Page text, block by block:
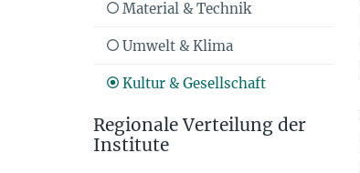
Material & Technik
Umwelt & Klima
Kultur & Gesellschaft
Regionale Verteilung der
Institute